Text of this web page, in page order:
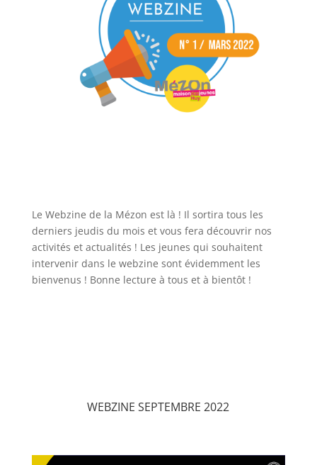
Le Webzine de la Mézon est là ! Il sortira tous les
derniers jeudis du mois et vous fera découvrir nos
activités et actualités ! Les jeunes qui souhaitent
intervenir dans le webzine sont évidemment les
bienvenus ! Bonne lecture à tous et à bientôt !
WEBZINE SEPTEMBRE 2022